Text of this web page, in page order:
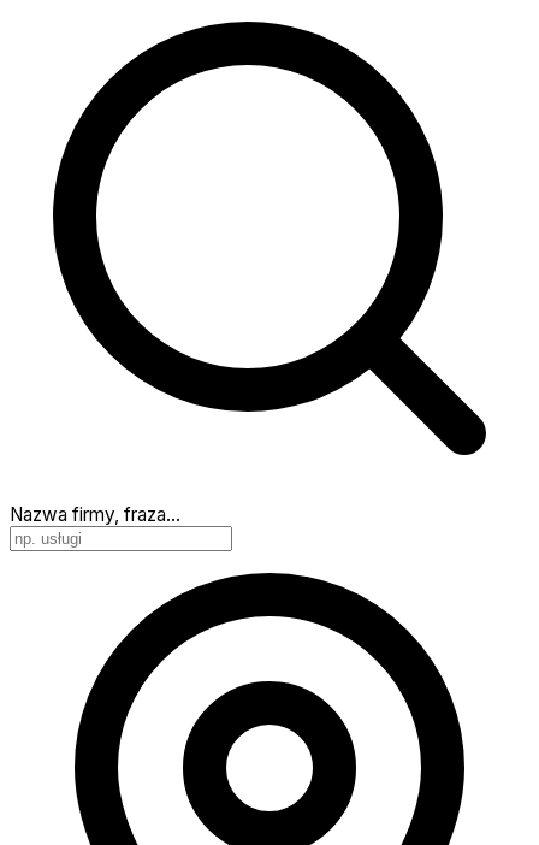
Nazwa firmy, fraza…